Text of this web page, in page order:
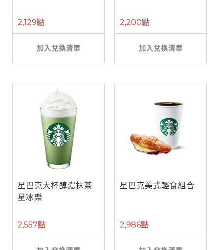
2,129點
加入兌換清單
2,200點
加入兌換清單
星巴克大杯醇濃抹茶
星冰樂
2,557點
星巴克美式輕食組合
2,986點